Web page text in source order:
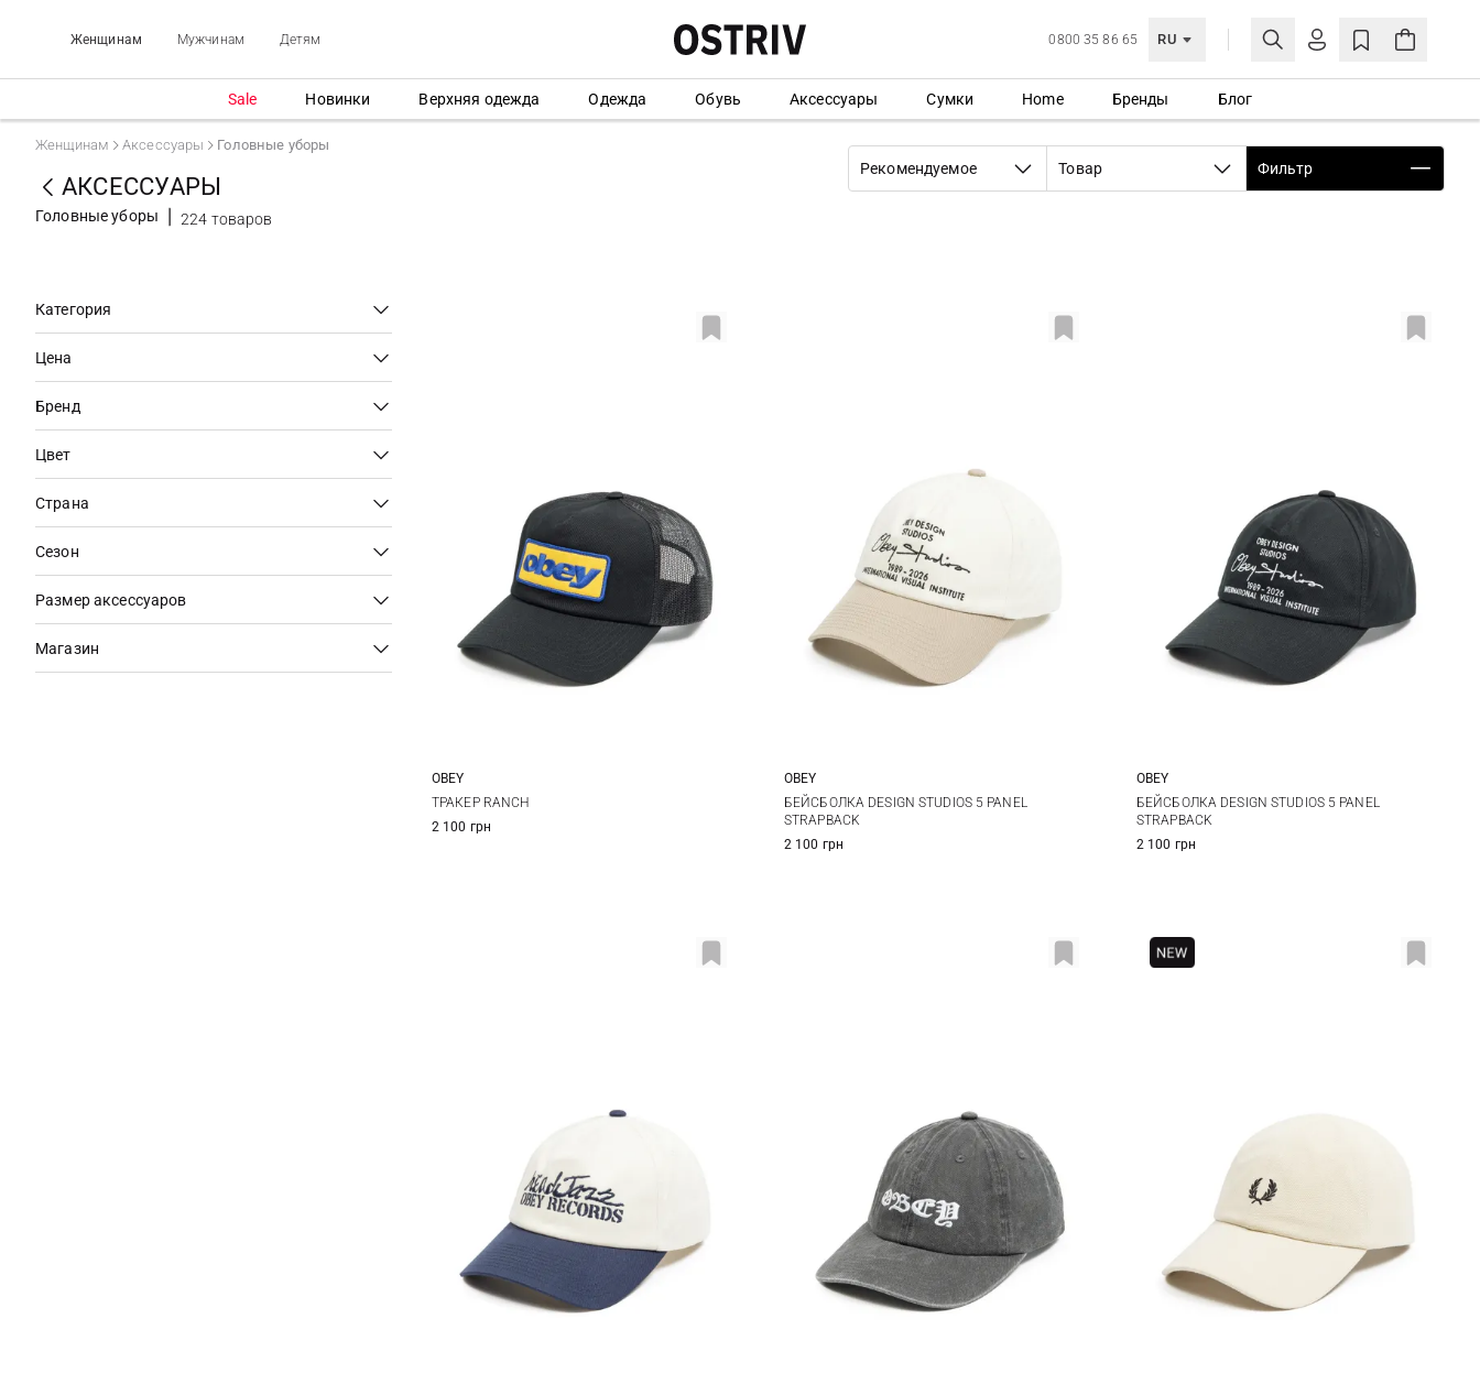
Женщинам Мужчинам Детям 0800 35 86 65 RU
ЛИЧНЫЙ КАБИНЕТ
ВОЙТИ
Sale Новинки Верхняя одежда Одежда Обувь Аксессуары Сумки Home Бренды Блог
Женщинам Аксессуары Головные уборы
АКСЕССУАРЫ
Головные уборы 224 товаров
Рекомендуемое Товар Фильтр
Категория
Цена
Бренд
Цвет
Страна
Сезон
Размер аксессуаров
Магазин
OBEY
ТРАКЕР RANCH
2 100 грн
One size
OBEY
БЕЙСБОЛКА DESIGN STUDIOS 5 PANEL
STRAPBACK
2 100 грн
One size
OBEY
БЕЙСБОЛКА DESIGN STUDIOS 5 PANEL
STRAPBACK
2 100 грн